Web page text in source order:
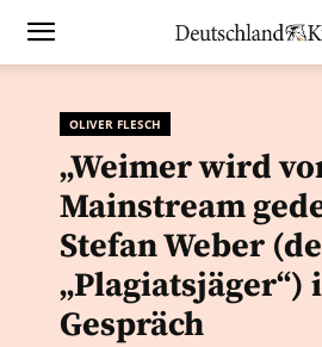
OLIVER FLESCH
„Weimer wird
Mainstream
Stefan Weber
„Plagiatsjäger“)
Gespräch